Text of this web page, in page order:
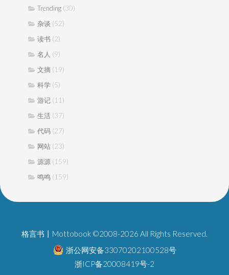
Trending (30)
杂谈 (52)
读书 (2)
名人 (9)
文摘 (19)
科学 (5)
游记 (11)
生活 (37)
代码 (27)
网站 (23)
源源 (159)
鸣鸣 (159)
格言书丨Mottobook ©2008-2026 All Rights Reserved.
浙公网安备33070202100528号
浙ICP备20008419号-2